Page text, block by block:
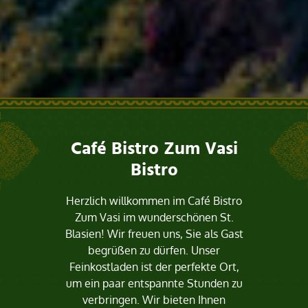
Café Bistro Zum Vasi
Bistro
Herzlich willkommen im Café Bistro
Zum Vasi im wunderschönen St.
Blasien! Wir freuen uns, Sie als Gast
begrüßen zu dürfen. Unser
Feinkostladen ist der perfekte Ort,
um ein paar entspannte Stunden zu
verbringen. Wir bieten Ihnen